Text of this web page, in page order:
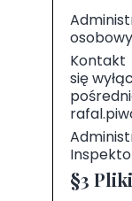
Kontakt
się
§3